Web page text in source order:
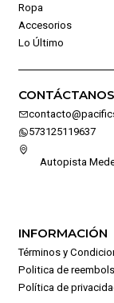
Ropa
Accesorios
Lo Último
CONTÁCTANOS
573125119637
Autopista
INFORMACIÓN
Términos y
Politica de
Política de